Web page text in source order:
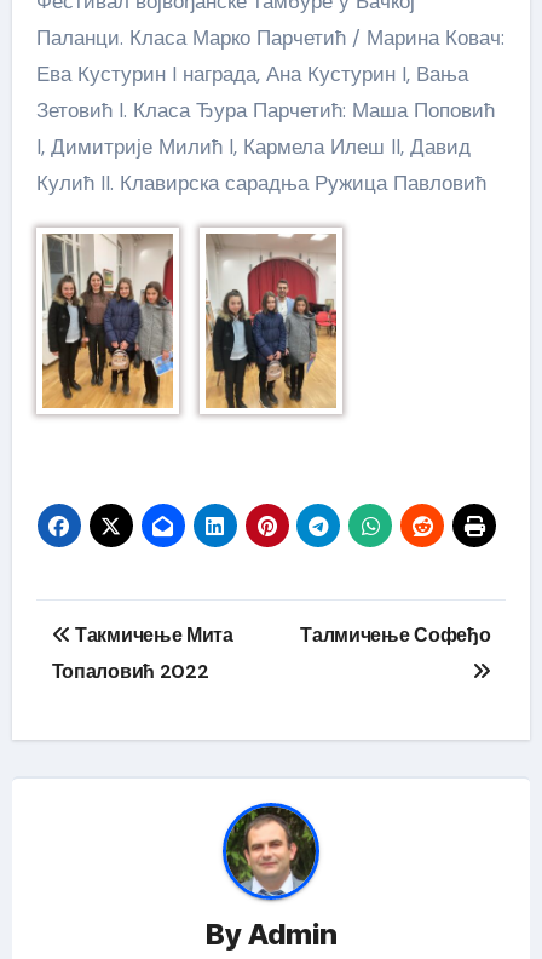
Паланци. Класа Марко Парчетић / Марина Ковач:
Ева Кустурин I награда, Ана Кустурин I, Вања
Зетовић I. Класа Ђура Парчетић: Маша Поповић
I, Димитрије Милић I, Кармела Илеш II, Давид
Кулић II. Клавирска сарадња Ружица Павловић
Кретање
чланка
Такмичење Мита
Топаловић 2022
Талмичење Софеђо
ByAdmin